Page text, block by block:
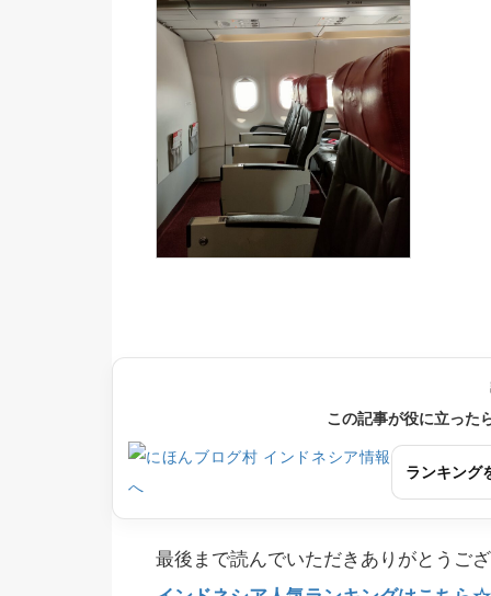
この記事が役に立った
ランキング
最後まで読んでいただきありがとうご